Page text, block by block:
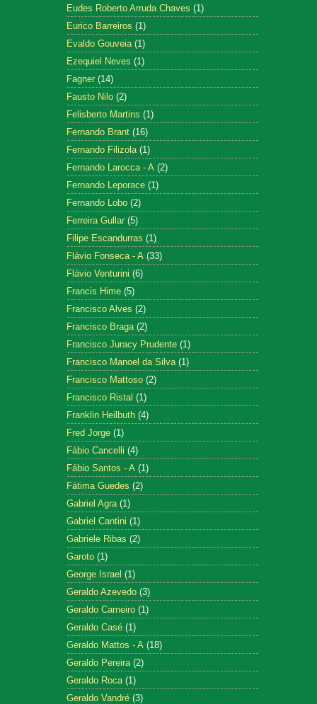
Eudes Roberto Arruda Chaves (1)
Eurico Barreiros (1)
Evaldo Gouveia (1)
Ezequiel Neves (1)
Fagner (14)
Fausto Nilo (2)
Felisberto Martins (1)
Fernando Brant (16)
Fernando Filizola (1)
Fernando Larocca - A (2)
Fernando Leporace (1)
Fernando Lobo (2)
Ferreira Gullar (5)
Filipe Escandurras (1)
Flávio Fonseca - A (33)
Flávio Venturini (6)
Francis Hime (5)
Francisco Alves (2)
Francisco Braga (2)
Francisco Juracy Prudente (1)
Francisco Manoel da Silva (1)
Francisco Mattoso (2)
Francisco Ristal (1)
Franklin Heilbuth (4)
Fred Jorge (1)
Fábio Cancelli (4)
Fábio Santos - A (1)
Fátima Guedes (2)
Gabriel Agra (1)
Gabriel Cantini (1)
Gabriele Ribas (2)
Garoto (1)
George Israel (1)
Geraldo Azevedo (3)
Geraldo Carneiro (1)
Geraldo Casé (1)
Geraldo Mattos - A (18)
Geraldo Pereira (2)
Geraldo Roca (1)
Geraldo Vandré (3)